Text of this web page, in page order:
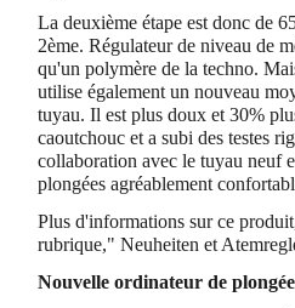
La deuxième étape est donc de
2ème. Régulateur de niveau de
qu'un polymère de la techno.
utilise également un nouveau
tuyau. Il est plus doux et 30%
caoutchouc et a subi des testes
collaboration avec le tuyau neuf
plongées agréablement
Plus d'informations sur ce
rubrique," Neuheiten et
Nouvelle ordinateur de